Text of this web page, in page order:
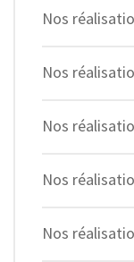
Nos
Nos
Nos
Nos
Nos